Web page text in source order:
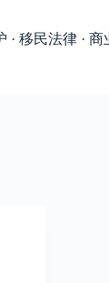
移民法律 ·